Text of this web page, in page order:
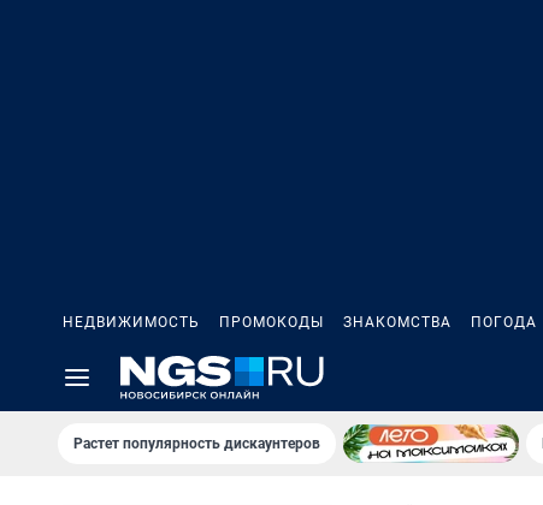
НЕДВИЖИМОСТЬ ПРОМОКОДЫ ЗНАКОМСТВА ПОГОДА
Растет популярность дискаунтеров